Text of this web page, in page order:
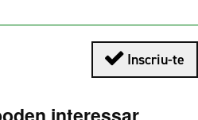
Inscriu-te